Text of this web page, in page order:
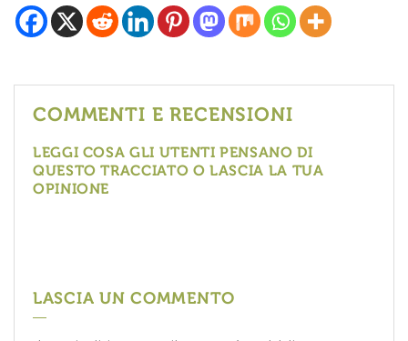
COMMENTI E RECENSIONI
LEGGI COSA GLI UTENTI PENSANO DI
QUESTO TRACCIATO O LASCIA LA TUA
OPINIONE
LASCIA UN COMMENTO